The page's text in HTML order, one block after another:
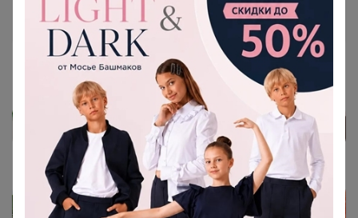
Бронзовый организатор
16 ноября, 2023 10:52